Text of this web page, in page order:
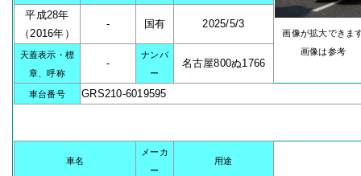
画像が拡大できま
画像は参考
平成28年
（2016年）
- 国有 2025/5/3
天蓋表示・標
章、呼称
-
ナンバ
ー
名古屋800ぬ1766
車台番号 GRS210-6019595
車名
メーカ
ー
用途